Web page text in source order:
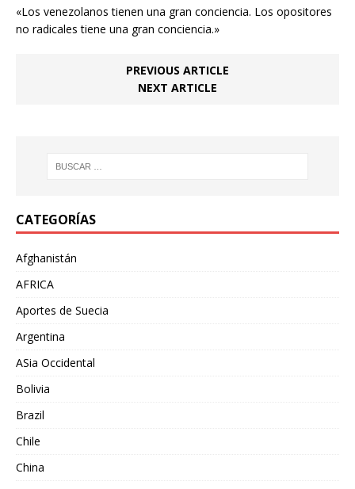
«Los venezolanos tienen una gran conciencia. Los opositores
no radicales tiene una gran conciencia.»
PREVIOUS ARTICLE
NEXT ARTICLE
CATEGORÍAS
Afghanistán
AFRICA
Aportes de Suecia
Argentina
ASia Occidental
Bolivia
Brazil
Chile
China